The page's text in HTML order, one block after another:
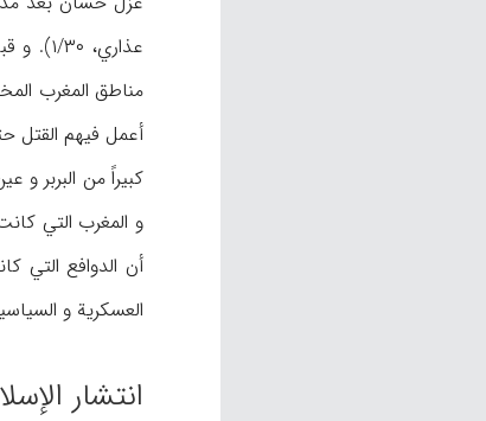
أعمل فيهم القتل
كبيراً من البربر و
و المغرب التي
أن الدوافع التي
العسكرية و
انتشار